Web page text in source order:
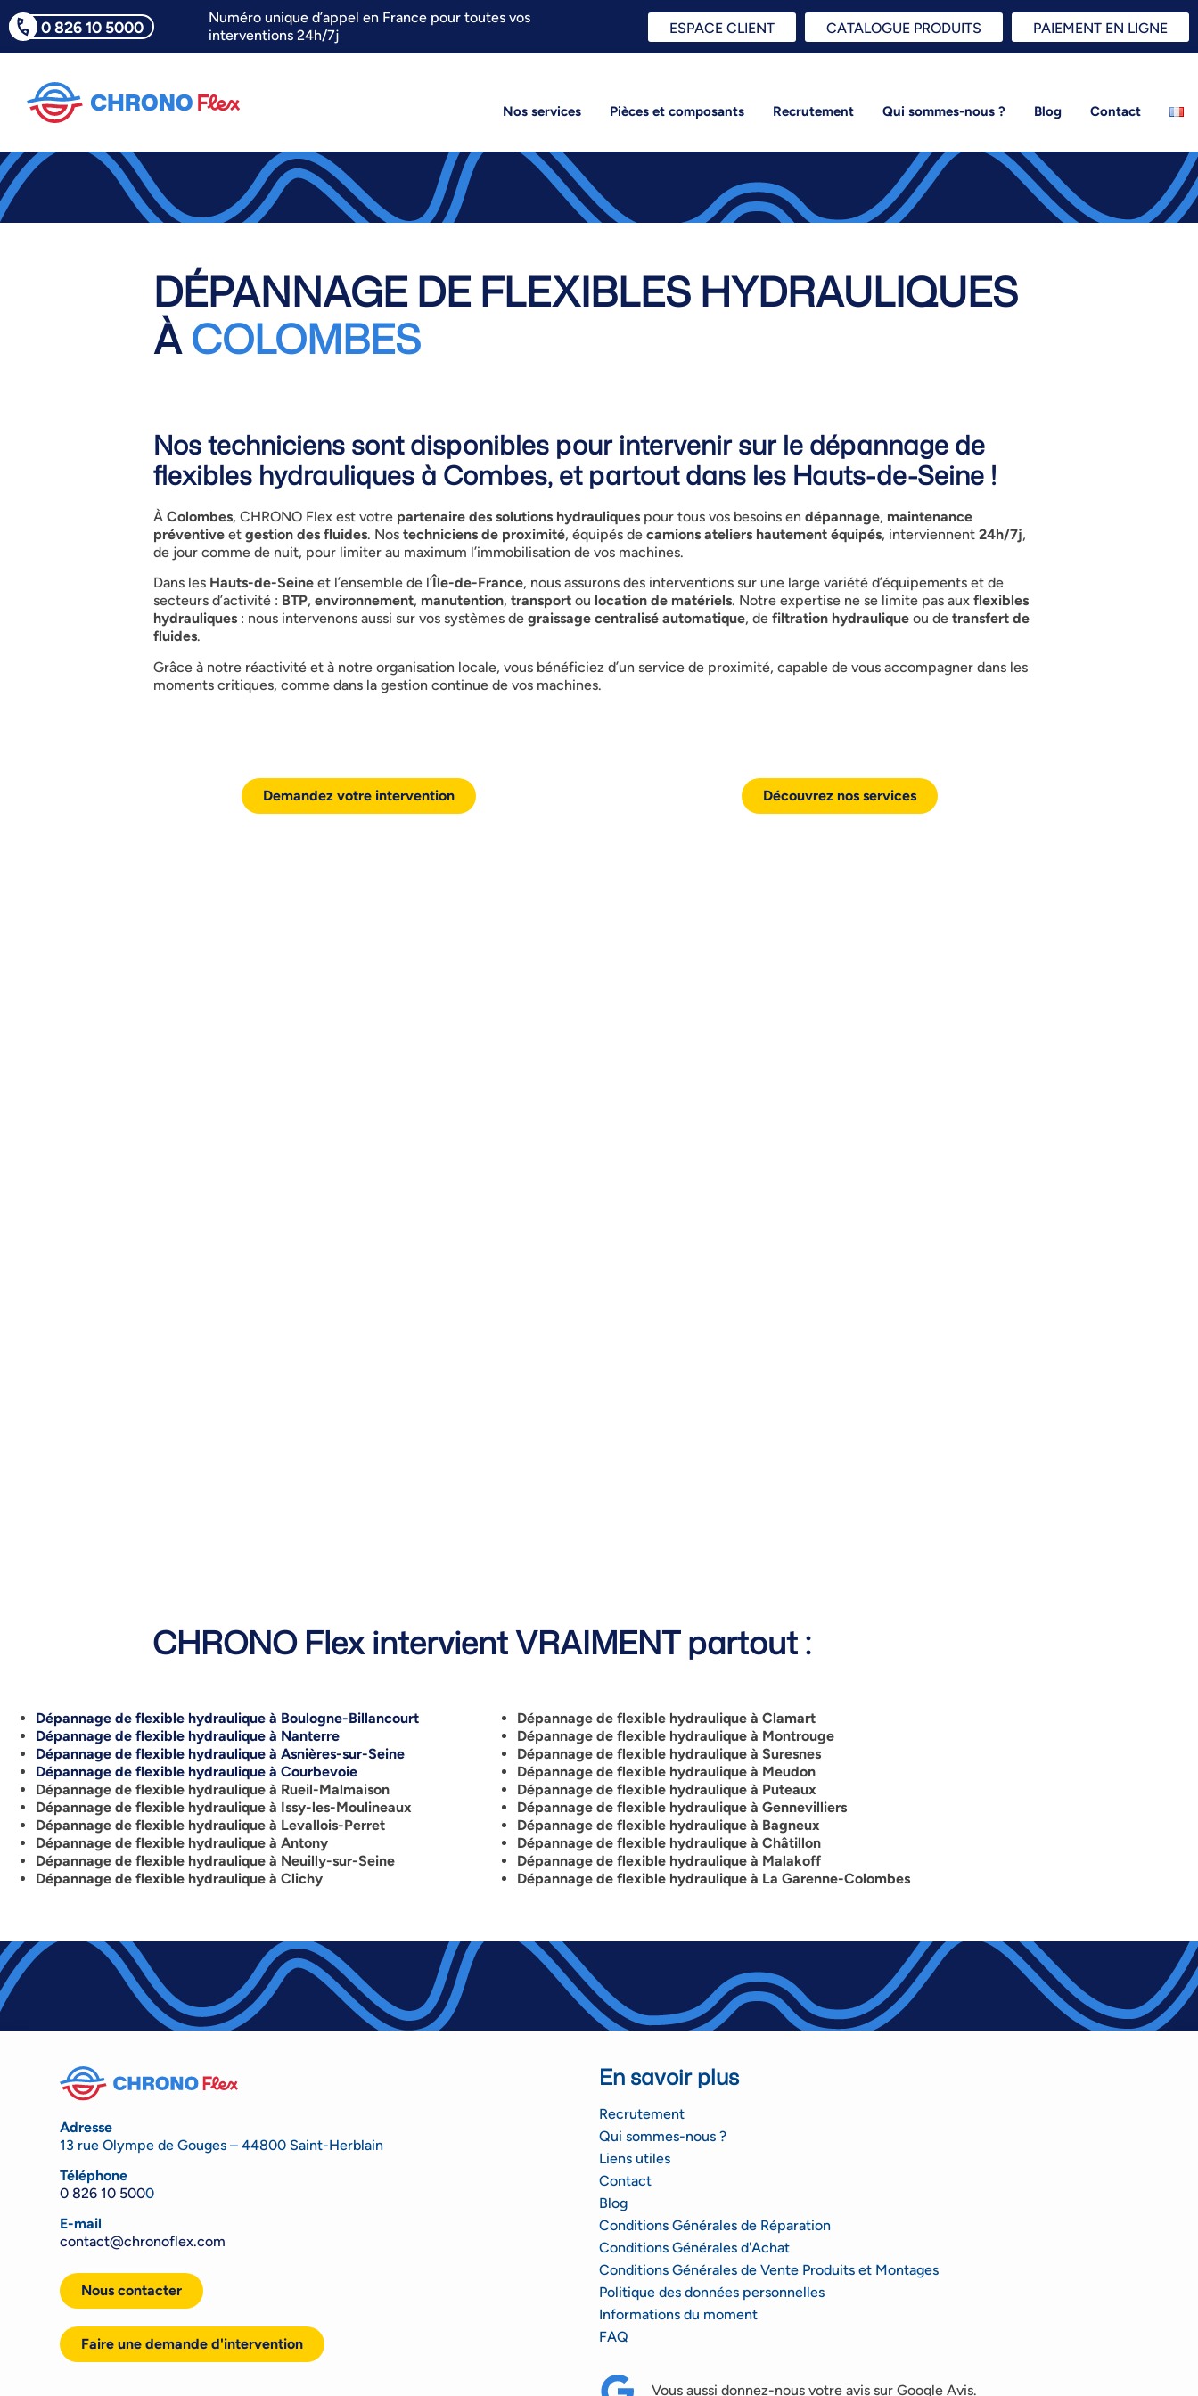
0 826 10 5000
Numéro unique d’appel en France pour toutes vos
interventions 24h/7j
ESPACE CLIENT CATALOGUE PRODUITS PAIEMENT EN LIGNE
Nos services Pièces et composants Recrutement Qui sommes-nous ? Blog Contact
DÉPANNAGE DE FLEXIBLES HYDRAULIQUES
ÀCOLOMBES
Nos techniciens sont disponibles pour intervenir sur le dépannage de
flexibles hydrauliques à Combes, et partout dans les Hauts-de-Seine !
À Colombes, CHRONO Flex est votre partenaire des solutions hydrauliques pour tous vos besoins en dépannage, maintenance
préventive et gestion des fluides. Nos techniciens de proximité, équipés de camions ateliers hautement équipés, interviennent 24h/7j,
de jour comme de nuit, pour limiter au maximum l’immobilisation de vos machines.
Dans les Hauts-de-Seine et l’ensemble de l’Île-de-France, nous assurons des interventions sur une large variété d’équipements et de
secteurs d’activité : BTP, environnement, manutention, transport ou location de matériels. Notre expertise ne se limite pas aux flexibles
hydrauliques : nous intervenons aussi sur vos systèmes de graissage centralisé automatique, de filtration hydraulique ou de transfert de
fluides.
Grâce à notre réactivité et à notre organisation locale, vous bénéficiez d’un service de proximité, capable de vous accompagner dans les
moments critiques, comme dans la gestion continue de vos machines.
Demandez votre intervention Découvrez nos services
CHRONO Flex intervient VRAIMENT partout :
Dépannage de flexible hydraulique à Boulogne-Billancourt
Dépannage de flexible hydraulique à Nanterre
Dépannage de flexible hydraulique à Asnières-sur-Seine
Dépannage de flexible hydraulique à Courbevoie
Dépannage de flexible hydraulique à Rueil-Malmaison
Dépannage de flexible hydraulique à Issy-les-Moulineaux
Dépannage de flexible hydraulique à Levallois-Perret
Dépannage de flexible hydraulique à Antony
Dépannage de flexible hydraulique à Neuilly-sur-Seine
Dépannage de flexible hydraulique à Clichy
Dépannage de flexible hydraulique à Clamart
Dépannage de flexible hydraulique à Montrouge
Dépannage de flexible hydraulique à Suresnes
Dépannage de flexible hydraulique à Meudon
Dépannage de flexible hydraulique à Puteaux
Dépannage de flexible hydraulique à Gennevilliers
Dépannage de flexible hydraulique à Bagneux
Dépannage de flexible hydraulique à Châtillon
Dépannage de flexible hydraulique à Malakoff
Dépannage de flexible hydraulique à La Garenne-Colombes
Adresse
13 rue Olympe de Gouges – 44800 Saint-Herblain
Téléphone
0 826 10 5000
E-mail
contact@chronoflex.com
Nous contacter
Faire une demande d'intervention
En savoir plus
Recrutement
Qui sommes-nous ?
Liens utiles
Contact
Blog
Conditions Générales de Réparation
Conditions Générales d'Achat
Conditions Générales de Vente Produits et Montages
Politique des données personnelles
Informations du moment
FAQ
Vous aussi donnez-nous votre avis sur Google Avis.